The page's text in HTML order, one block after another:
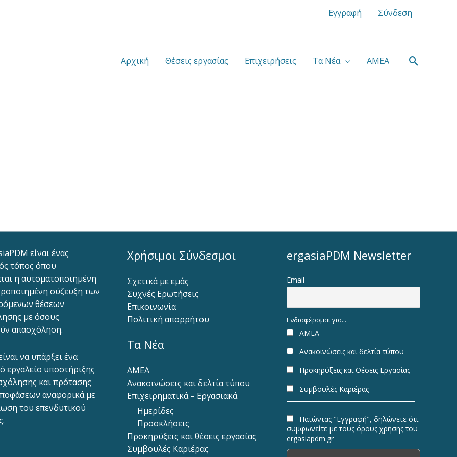
Εγγραφή Σύνδεση
Αρχική Θέσεις εργασίας Επιχειρήσεις Τα Νέα ΑΜΕΑ
είναι ένας
τόπος όπου
η αυτοματοποιημένη
σύζευξη των
θέσεων
με όσους
απασχόληση.
να υπάρξει ένα
εργαλείο υποστήριξης
και πρότασης
αναφορικά με
του επενδυτικού
Χρήσιμοι Σύνδεσμοι
Σχετικά με εμάς
Συχνές Ερωτήσεις
Επικοινωνία
Πολιτική απορρήτου
Τα Νέα
ΑΜΕΑ
Ανακοινώσεις και δελτία τύπου
Επιχειρηματικά – Εργασιακά
Ημερίδες
Προσκλήσεις
Προκηρύξεις και θέσεις εργασίας
Συμβουλές Καριέρας
ergasiaPDM Newsletter
Email
Ενδιαφέρομαι για...
ΑΜΕΑ
Ανακοινώσεις και δελτία τύπου
Προκηρύξεις και Θέσεις Εργασίας
Συμβουλές Καριέρας
Πατώντας "Εγγραφή", δηλώνετε ότι
συμφωνείτε με τους όρους χρήσης του
ergasiapdm.gr